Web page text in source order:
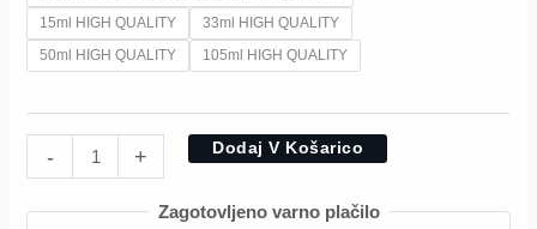
15ml HIGH QUALITY
33ml HIGH QUALITY
50ml HIGH QUALITY
105ml HIGH QUALITY
- + Dodaj V Košarico
Zagotovljeno varno plačilo